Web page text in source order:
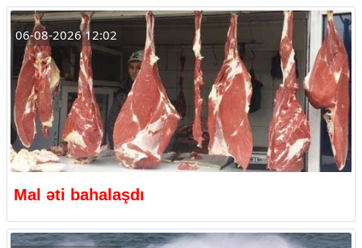
06-08-2026 12:02
Mal əti bahalaşdı